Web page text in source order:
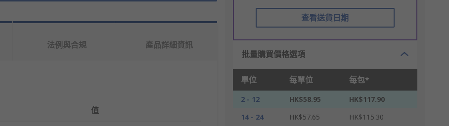
查看送貨日期
批量購買價格選項
單位 每單位 每包*
2 - 12 HK$58.95
HK$117.90
14 - 24
HK$57.65
HK$115.30
法例與合規 產品詳細資訊
值